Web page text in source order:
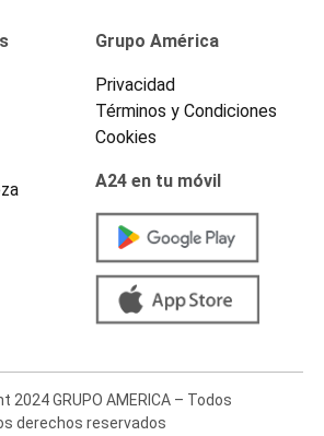
Grupo América
Privacidad
Términos y Condiciones
Cookies
A24 en tu móvil
2024 GRUPO AMERICA – Todos
derechos reservados